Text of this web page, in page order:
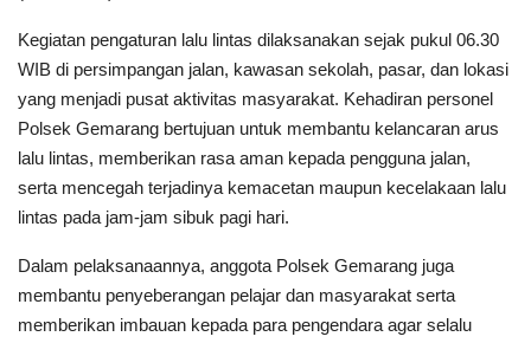
Kegiatan pengaturan lalu lintas dilaksanakan sejak pukul 06.30
WIB di persimpangan jalan, kawasan sekolah, pasar, dan lokasi
yang menjadi pusat aktivitas masyarakat. Kehadiran personel
Polsek Gemarang bertujuan untuk membantu kelancaran arus
lalu lintas, memberikan rasa aman kepada pengguna jalan,
serta mencegah terjadinya kemacetan maupun kecelakaan lalu
lintas pada jam-jam sibuk pagi hari.
Dalam pelaksanaannya, anggota Polsek Gemarang juga
membantu penyeberangan pelajar dan masyarakat serta
memberikan imbauan kepada para pengendara agar selalu